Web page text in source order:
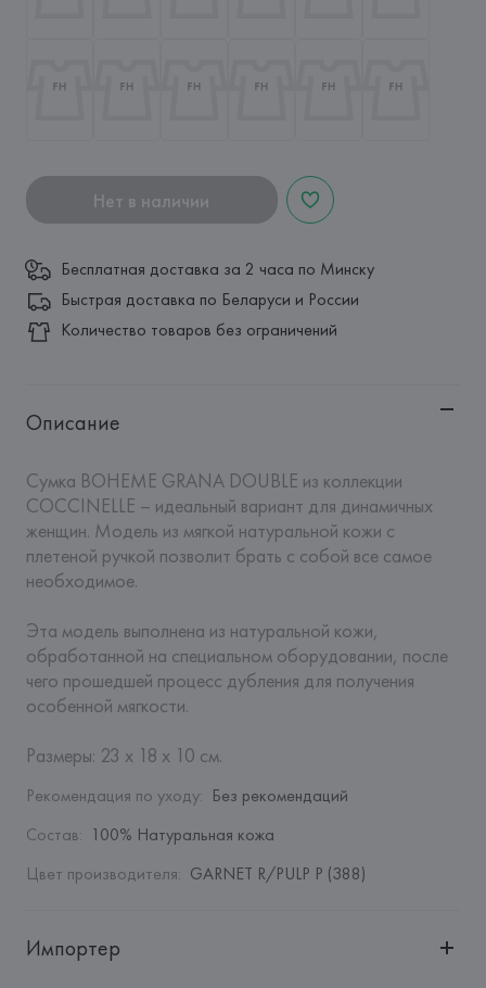
Нет в наличии
Бесплатная доставка за 2 часа по Минску
Быстрая доставка по Беларуси и России
Количество товаров без ограничений
Описание
Сумка BOHEME GRANA DOUBLE из коллекции
COCCINELLE – идеальный вариант для динамичных
женщин. Модель из мягкой натуральной кожи с
плетеной ручкой позволит брать с собой все самое
необходимое.
Эта модель выполнена из натуральной кожи,
обработанной на специальном оборудовании, после
чего прошедшей процесс дубления для получения
особенной мягкости.
Размеры: 23 x 18 x 10 см.
Рекомендация по уходу: Без рекомендаций
Состав: 100% Натуральная кожа
Цвет производителя: GARNET R/PULP P (388)
Импортер